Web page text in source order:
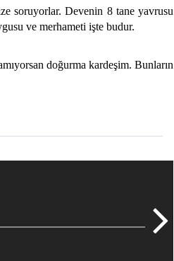
soruyorlar. Devenin 8 tane yavrusu
ve merhameti işte budur.
doğurma kardeşim. Bunların